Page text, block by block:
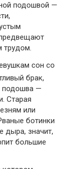
подошвой —
трудом.
сон со
брак,
подошва —
Старая
или
ботинки
дыра, значит,
большие